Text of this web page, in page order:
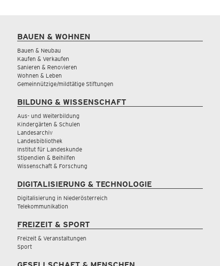
BAUEN & WOHNEN
Bauen & Neubau
Kaufen & Verkaufen
Sanieren & Renovieren
Wohnen & Leben
Gemeinnützige/mildtätige Stiftungen
BILDUNG & WISSENSCHAFT
Aus- und Weiterbildung
Kindergärten & Schulen
Landesarchiv
Landesbibliothek
Institut für Landeskunde
Stipendien & Beihilfen
Wissenschaft & Forschung
DIGITALISIERUNG & TECHNOLOGIE
Digitalisierung in Niederösterreich
Telekommunikation
FREIZEIT & SPORT
Freizeit & Veranstaltungen
Sport